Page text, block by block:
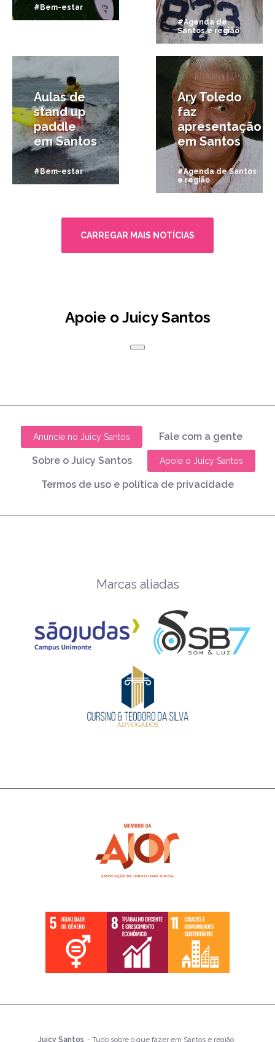
#Bem-estar
#Agenda de
Santos e região
Aulas de
stand up
paddle
em Santos
#Bem-estar
2/01/2013
Ary Toledo
faz
apresentação
em Santos
#Agenda de Santos
e região
CARREGAR MAIS NOTÍCIAS
Apoie o Juicy Santos
Anuncie no Juicy Santos Fale com a gente
Sobre o Juicy Santos Apoie o Juicy Santos
Termos de uso e política de privacidade
Marcas aliadas
Juicy Santos - Tudo sobre o que fazer em Santos e região